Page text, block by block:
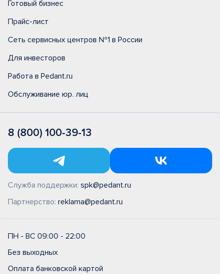
Готовый бизнес
Прайс-лист
Сеть сервисных центров №1 в России
Для инвесторов
Работа в Pedant.ru
Обслуживание юр. лиц
8 (800) 100-39-13
Служба поддержки: spk@pedant.ru
Партнерство: reklama@pedant.ru
ПН - ВС 09:00 - 22:00
Без выходных
Оплата банковской картой